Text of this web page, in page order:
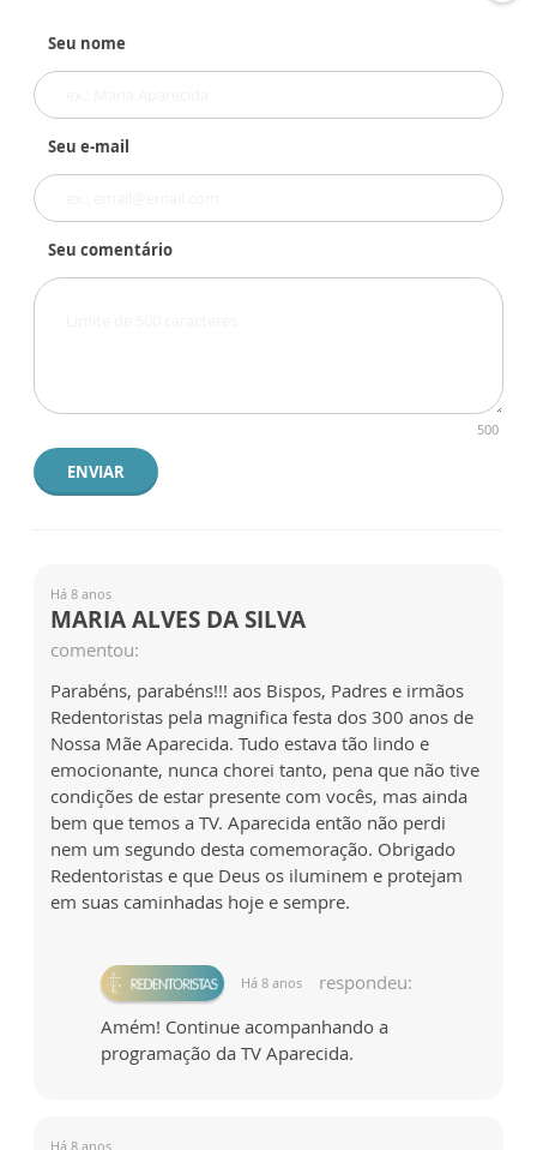
Seu nome
Seu e-mail
Seu comentário
500
ENVIAR
Há 8 anos
MARIA ALVES DA SILVA
comentou:
Parabéns, parabéns!!! aos Bispos, Padres e irmãos
Redentoristas pela magnifica festa dos 300 anos de
Nossa Mãe Aparecida. Tudo estava tão lindo e
emocionante, nunca chorei tanto, pena que não tive
condições de estar presente com vocês, mas ainda
bem que temos a TV. Aparecida então não perdi
nem um segundo desta comemoração. Obrigado
Redentoristas e que Deus os iluminem e protejam
em suas caminhadas hoje e sempre.
Há 8 anos
respondeu:
Amém! Continue acompanhando a
programação da TV Aparecida.
Há 8 anos